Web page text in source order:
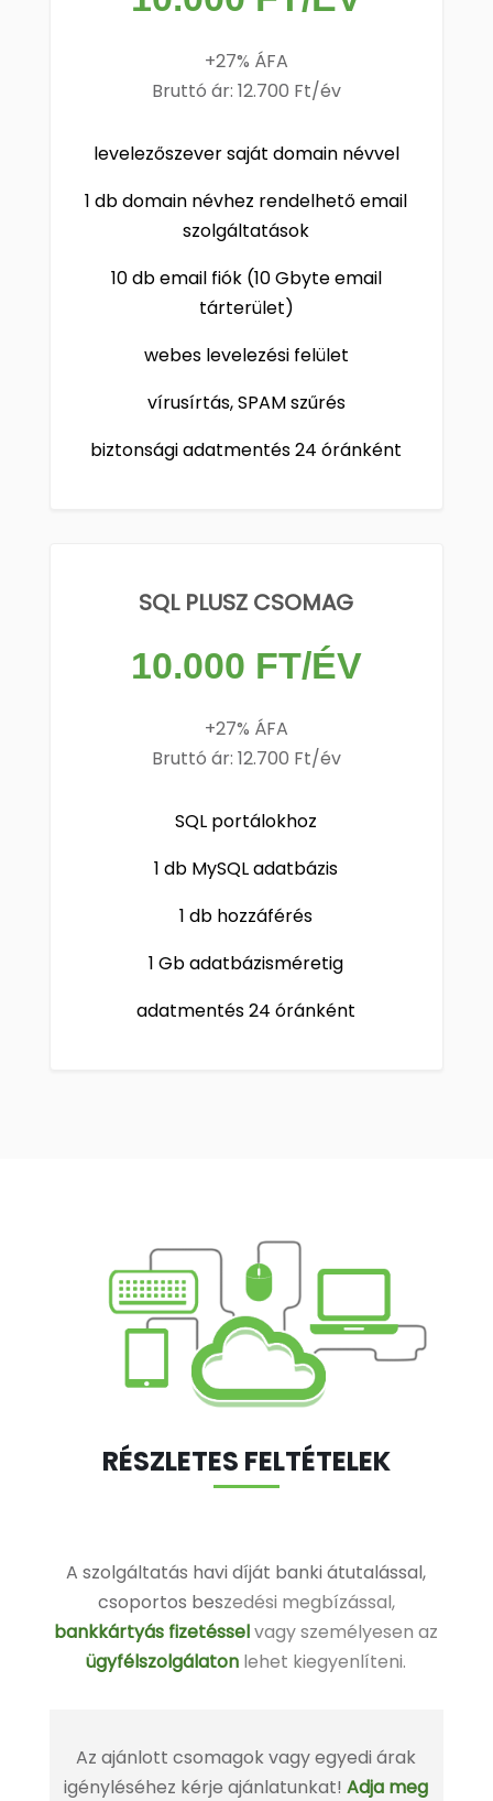
+27% ÁFA
Bruttó ár: 12.700 Ft/év
levelezőszever saját domain névvel
1 db domain névhez rendelhető email
szolgáltatások
10 db email fiók (10 Gbyte email
tárterület)
webes levelezési felület
vírusírtás, SPAM szűrés
biztonsági adatmentés 24 óránként
SQL PLUSZ CSOMAG
10.000 FT/ÉV
+27% ÁFA
Bruttó ár: 12.700 Ft/év
SQL portálokhoz
1 db MySQL adatbázis
1 db hozzáférés
1 Gb adatbázisméretig
adatmentés 24 óránként
RÉSZLETES FELTÉTELEK
A szolgáltatás havi díját banki átutalással,
csoportos beszedési megbízással,
bankkártyás fizetésselvagy személyesen az
ügyfélszolgálaton lehet kiegyenlíteni.
Az ajánlott csomagok vagy egyedi árak
igényléséhez kérje ajánlatunkat!Adja meg